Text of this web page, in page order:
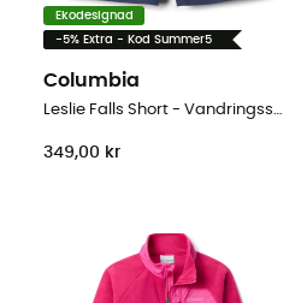
Ekodesignad
-5% Extra - Kod Summer5
Columbia
Leslie Falls Short - Vandringsshorts - Børn
349,00 kr